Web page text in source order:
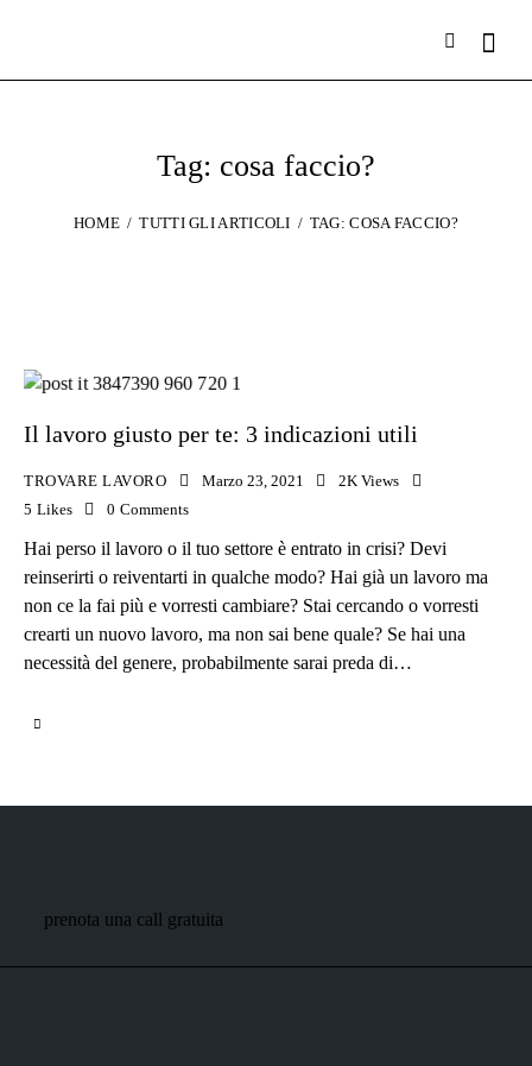
Tag: cosa faccio?
HOME TUTTI GLI ARTICOLI TAG: COSA FACCIO?
Il lavoro giusto per te: 3 indicazioni utili
TROVARE LAVORO Marzo 23, 2021 2K Views
5 Likes 0 Comments
Hai perso il lavoro o il tuo settore è entrato in crisi? Devi
reinserirti o reiventarti in qualche modo? Hai già un lavoro ma
non ce la fai più e vorresti cambiare? Stai cercando o vorresti
crearti un nuovo lavoro, ma non sai bene quale? Se hai una
necessità del genere, probabilmente sarai preda di…
prenota una call gratuita